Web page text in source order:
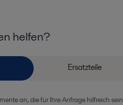
helfen?
an, die für Ihre Anfrage hilfreich sein